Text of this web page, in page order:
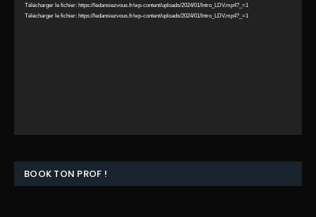
Télécharger le fichier: https://ledansiezvous.fr/wp-content/uploads/2024/01/Intro_LDV.mp4?_=1
Télécharger le fichier: https://ledansiezvous.fr/wp-content/uploads/2024/01/Intro_LDV.mp4?_=1
BOOK TON PROF !